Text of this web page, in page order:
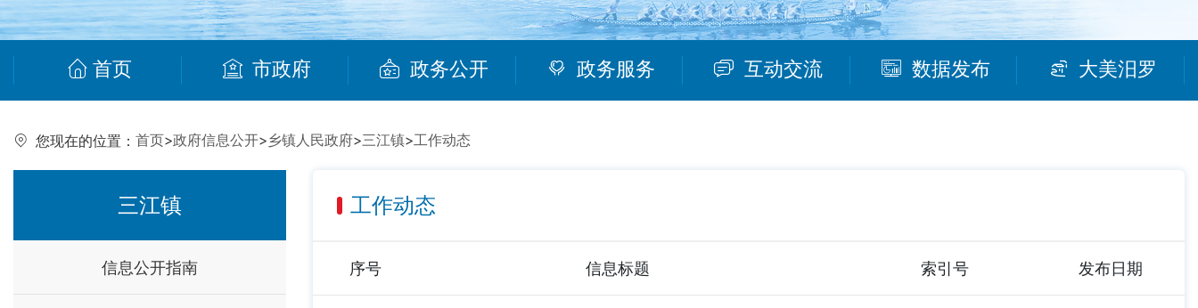
首页 市政府 政务公开 政务服务 互动交流 数据发布 大美汨罗
您现在的位置： 首页>政府信息公开>乡镇人民政府>三江镇>工作动态
三江镇
信息公开指南
工作动态
序号 信息标题 索引号 发布日期